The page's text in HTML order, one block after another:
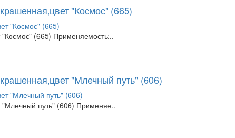
"Космос" (665)
"Космос" (665) Применяемость:..
"Млечный путь" (606)
"Млечный путь" (606) Применяе..